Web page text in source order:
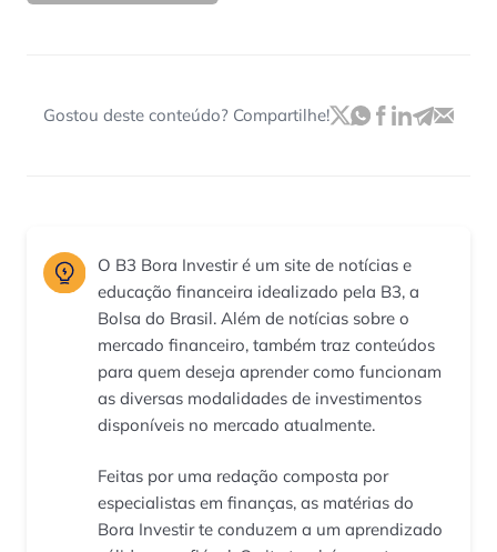
Gostou deste conteúdo? Compartilhe!
O B3 Bora Investir é um site de notícias e
educação financeira idealizado pela B3, a
Bolsa do Brasil. Além de notícias sobre o
mercado financeiro, também traz conteúdos
para quem deseja aprender como funcionam
as diversas modalidades de investimentos
disponíveis no mercado atualmente.
Feitas por uma redação composta por
especialistas em finanças, as matérias do
Bora Investir te conduzem a um aprendizado